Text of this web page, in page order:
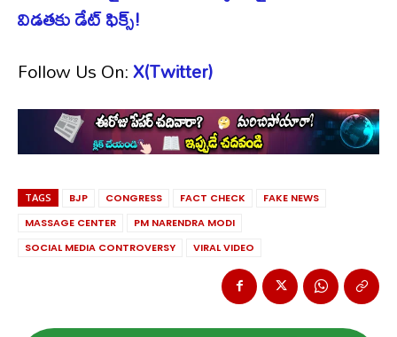
విడ‌త‌కు డేట్ ఫిక్స్‌!
Follow Us On:X(Twitter)
TAGS BJP CONGRESS FACT CHECK
FAKE NEWS
MASSAGE CENTER
PM NARENDRA MODI
SOCIAL MEDIA CONTROVERSY
VIRAL VIDEO